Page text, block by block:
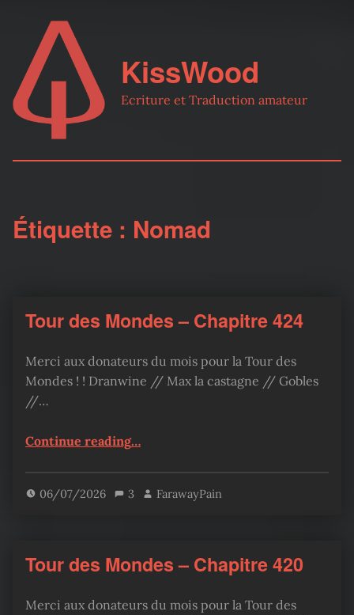
KissWood
Ecriture et Traduction amateur
Étiquette : Nomad
Tour des Mondes – Chapitre 424
Merci aux donateurs du mois pour la Tour des
Mondes ! ! Dranwine // Max la castagne // Gobles
//…
Continue reading“Tour des Mondes – Chapitre 424”
…
06/07/2026 3 FarawayPain
Tour des Mondes – Chapitre 420
Merci aux donateurs du mois pour la Tour des